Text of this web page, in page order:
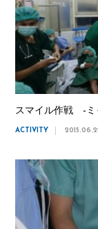
スマイル作戦 -ミ
ACTIVITY